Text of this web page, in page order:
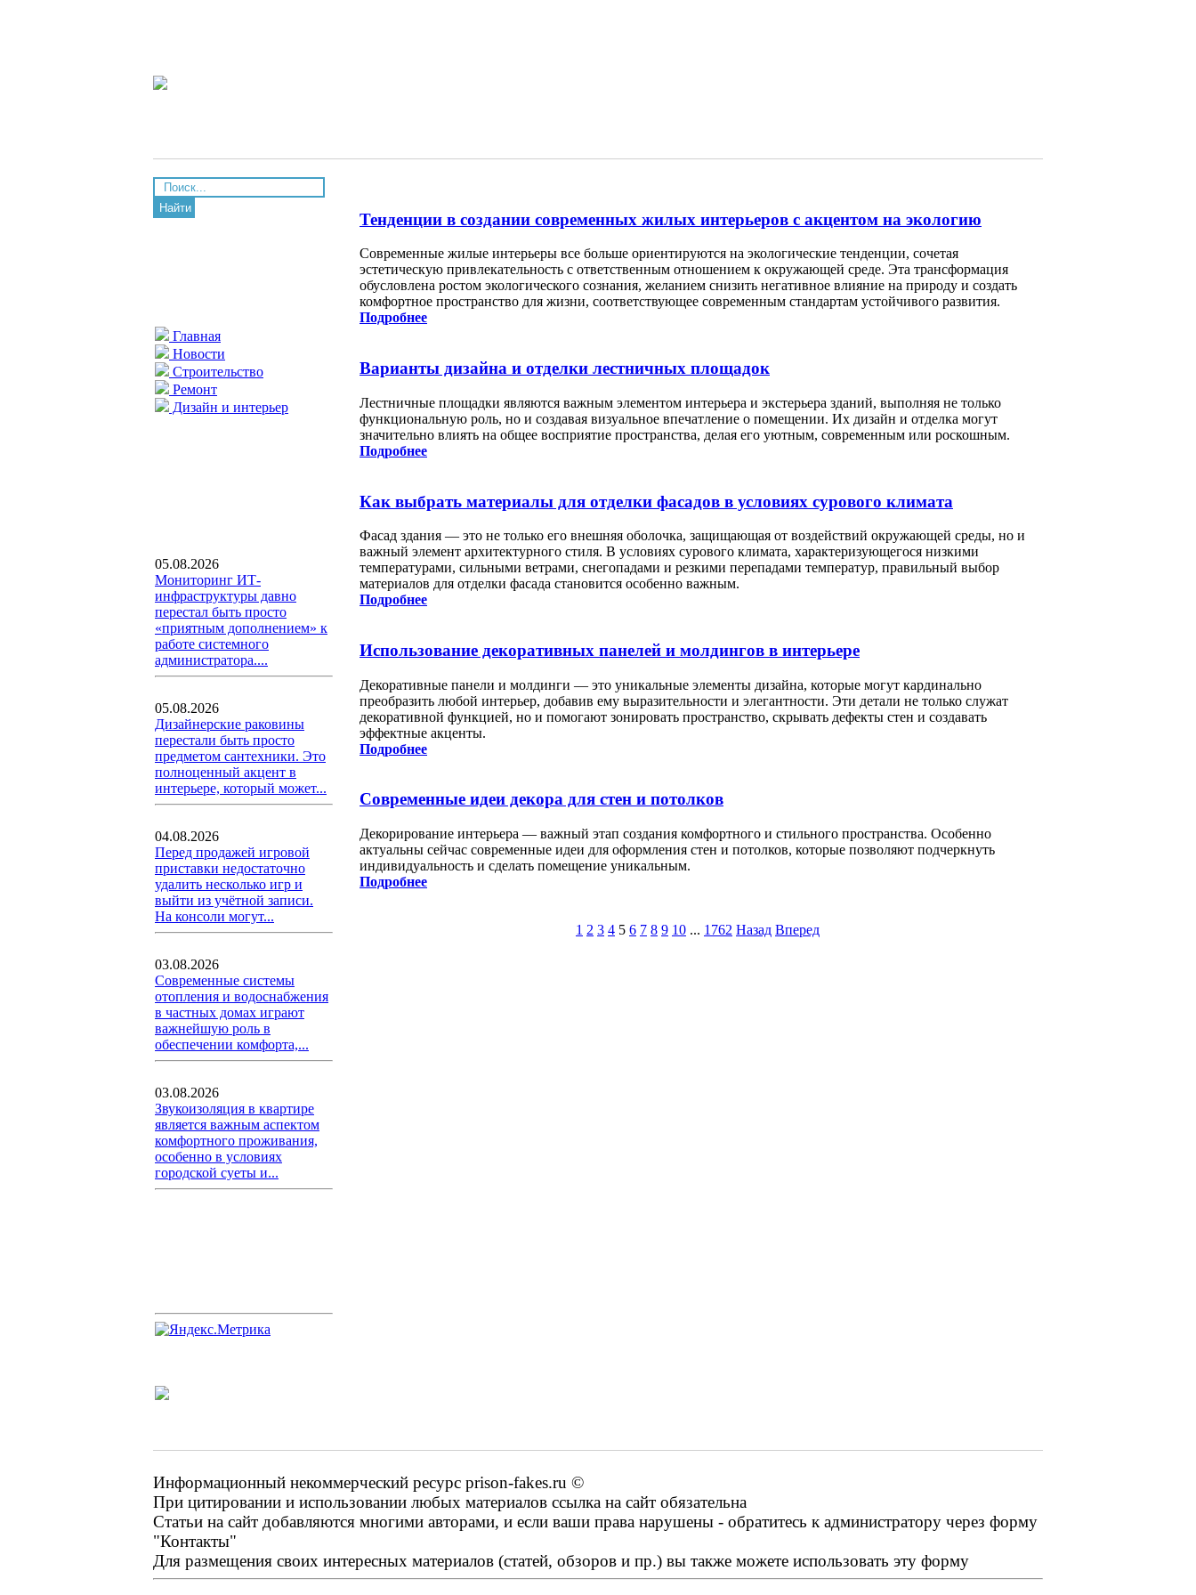
Найти
Главная
Новости
Строительство
Ремонт
Дизайн и интерьер
05.08.2026
Мониторинг ИТ-
инфраструктуры давно
перестал быть просто
«приятным дополнением» к
работе системного
администратора....
05.08.2026
Дизайнерские раковины
перестали быть просто
предметом сантехники. Это
полноценный акцент в
интерьере, который может...
04.08.2026
Перед продажей игровой
приставки недостаточно
удалить несколько игр и
выйти из учётной записи.
На консоли могут...
03.08.2026
Современные системы
отопления и водоснабжения
в частных домах играют
важнейшую роль в
обеспечении комфорта,...
03.08.2026
Звукоизоляция в квартире
является важным аспектом
комфортного проживания,
особенно в условиях
городской суеты и...
Тенденции в создании современных жилых интерьеров с акцентом на экологию
Современные жилые интерьеры все больше ориентируются на экологические тенденции, сочетая
эстетическую привлекательность с ответственным отношением к окружающей среде. Эта трансформация
обусловлена ростом экологического сознания, желанием снизить негативное влияние на природу и создать
комфортное пространство для жизни, соответствующее современным стандартам устойчивого развития.
Подробнее
Варианты дизайна и отделки лестничных площадок
Лестничные площадки являются важным элементом интерьера и экстерьера зданий, выполняя не только
функциональную роль, но и создавая визуальное впечатление о помещении. Их дизайн и отделка могут
значительно влиять на общее восприятие пространства, делая его уютным, современным или роскошным.
Подробнее
Как выбрать материалы для отделки фасадов в условиях сурового климата
Фасад здания — это не только его внешняя оболочка, защищающая от воздействий окружающей среды, но и
важный элемент архитектурного стиля. В условиях сурового климата, характеризующегося низкими
температурами, сильными ветрами, снегопадами и резкими перепадами температур, правильный выбор
материалов для отделки фасада становится особенно важным.
Подробнее
Использование декоративных панелей и молдингов в интерьере
Декоративные панели и молдинги — это уникальные элементы дизайна, которые могут кардинально
преобразить любой интерьер, добавив ему выразительности и элегантности. Эти детали не только служат
декоративной функцией, но и помогают зонировать пространство, скрывать дефекты стен и создавать
эффектные акценты.
Подробнее
Современные идеи декора для стен и потолков
Декорирование интерьера — важный этап создания комфортного и стильного пространства. Особенно
актуальны сейчас современные идеи для оформления стен и потолков, которые позволяют подчеркнуть
индивидуальность и сделать помещение уникальным.
Подробнее
1 2 3 4 5 6 7 8 9 10 ... 1762 Назад Вперед
Информационный некоммерческий ресурс prison-fakes.ru ©
При цитировании и использовании любых материалов ссылка на сайт обязательна
Статьи на сайт добавляются многими авторами, и если ваши права нарушены - обратитесь к администратору через форму
"Контакты"
Для размещения своих интересных материалов (статей, обзоров и пр.) вы также можете использовать эту форму